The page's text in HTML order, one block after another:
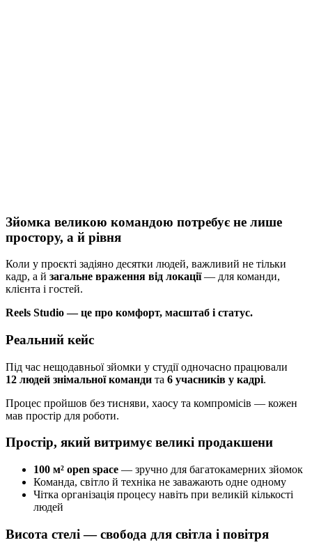
Зйомка великою командою потребує не лише
простору, а й рівня
Коли у проєкті задіяно десятки людей, важливий не тільки
кадр, а й загальне враження від локації— для команди,
клієнта і гостей.
Reels Studio — це про комфорт, масштаб і статус.
Реальний кейс
Під час нещодавньої зйомки у студії одночасно працювали
12 людей знімальної команди та 6 учасників у кадрі.
Процес пройшов без тисняви, хаосу та компромісів — кожен
мав простір для роботи.
Простір, який витримує великі продакшени
100 м² open space — зручно для багатокамерних зйомок
Команда, світло й техніка не заважають одне одному
Чітка організація процесу навіть при великій кількості
людей
Висота стелі — свобода для світла і повітря